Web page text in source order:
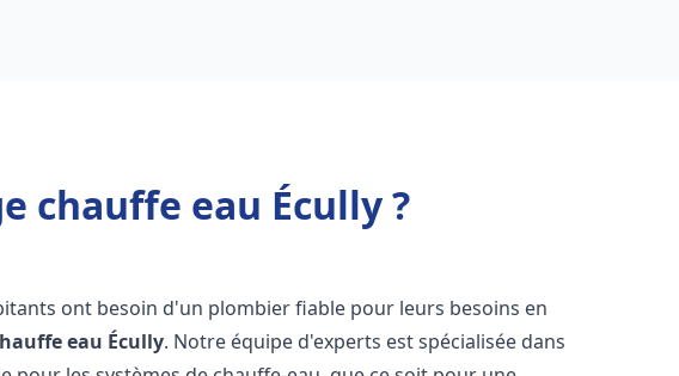
chauffe eau Écully ?
ont besoin d'un plombier fiable pour leurs besoins en
eau Écully. Notre équipe d'experts est spécialisée dans